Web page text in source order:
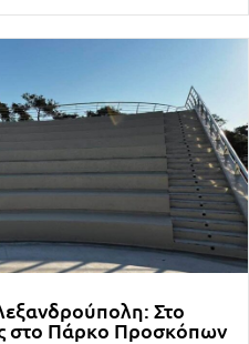
Στο
στο Πάρκο Προσκόπων